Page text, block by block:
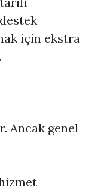
için ekstra
Ancak genel